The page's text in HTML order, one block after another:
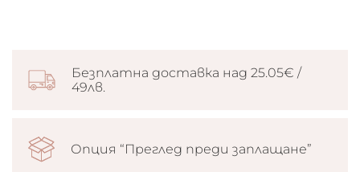
Безплатна доставка над 25.05€ /
49лв.
Опция “Преглед преди заплащане”